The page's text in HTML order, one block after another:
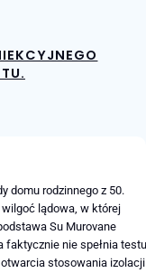
domu rodzinnego z 50.
lądowa, w której
Su Murovane
faktycznie nie spełnia
stosowania izolacji